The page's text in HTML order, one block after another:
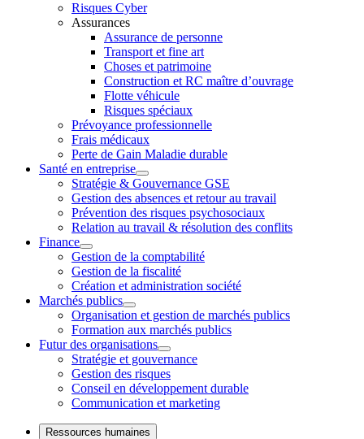
Risques Cyber
Assurances
Assurance de personne
Transport et fine art
Choses et patrimoine
Construction et RC maître d’ouvrage
Flotte véhicule
Risques spéciaux
Prévoyance professionnelle
Frais médicaux
Perte de Gain Maladie durable
Santé en entreprise
Stratégie & Gouvernance GSE
Gestion des absences et retour au travail
Prévention des risques psychosociaux
Relation au travail & résolution des conflits
Finance
Gestion de la comptabilité
Gestion de la fiscalité
Création et administration société
Marchés publics
Organisation et gestion de marchés publics
Formation aux marchés publics
Futur des organisations
Stratégie et gouvernance
Gestion des risques
Conseil en développement durable
Communication et marketing
Ressources humaines